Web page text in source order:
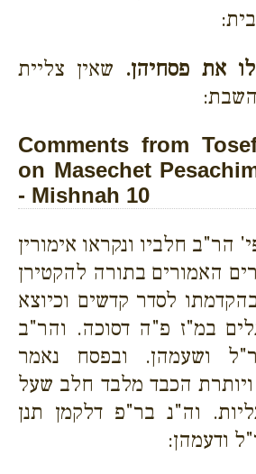
את פסחיהן. שאין צליית
Comments from
on Masechet
- Mishnah 10
הר"ב חלביו ונקראו אימורין
האמורים בתורה להקטירן
לסדר קדשים וכיוצא
במ"ז פ"ה דסוכה. והר"ב
ושעמהן. ובפסח נאמר
הכבד מלבד חלב שעל
וה"נ בר"פ דלקמן תנן
ודעמהן: